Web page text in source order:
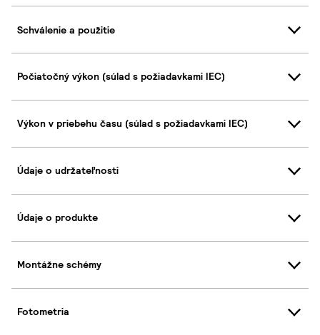
Schválenie a použitie
Počiatočný výkon (súlad s požiadavkami IEC)
Výkon v priebehu času (súlad s požiadavkami IEC)
Údaje o udržateľnosti
Údaje o produkte
Montážne schémy
Fotometria